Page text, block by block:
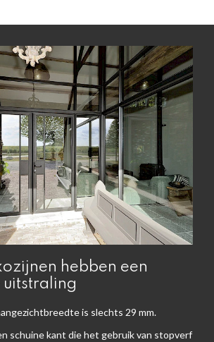
hebben een
is slechts 29 mm.
schuine kant die het gebruik van stopverf